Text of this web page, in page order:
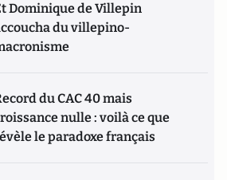
Dominique de Villepin
du villepino-
du CAC 40 mais
nulle : voilà ce que
le paradoxe français